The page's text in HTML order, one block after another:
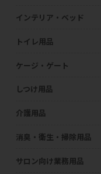
インテリア・ベッド
トイレ用品
ケージ・ゲート
しつけ用品
介護用品
消臭・衛生・掃除用品
サロン向け業務用品